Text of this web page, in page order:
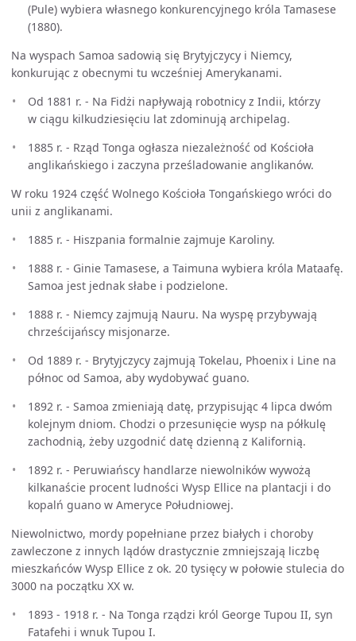
(Pule) wybiera własnego konkurencyjnego króla Tamasese
(1880).
Na wyspach Samoa sadowią się Brytyjczycy i Niemcy,
konkurując z obecnymi tu wcześniej Amerykanami.
Od 1881 r. - Na Fidżi napływają robotnicy z Indii, którzy
w ciągu kilkudziesięciu lat zdominują archipelag.
1885 r. - Rząd Tonga ogłasza niezależność od Kościoła
anglikańskiego i zaczyna prześladowanie anglikanów.
W roku 1924 część Wolnego Kościoła Tongańskiego wróci do
unii z anglikanami.
1885 r. - Hiszpania formalnie zajmuje Karoliny.
1888 r. - Ginie Tamasese, a Taimuna wybiera króla Mataafę.
Samoa jest jednak słabe i podzielone.
1888 r. - Niemcy zajmują Nauru. Na wyspę przybywają
chrześcijańscy misjonarze.
Od 1889 r. - Brytyjczycy zajmują Tokelau, Phoenix i Line na
północ od Samoa, aby wydobywać guano.
1892 r. - Samoa zmieniają datę, przypisując 4 lipca dwóm
kolejnym dniom. Chodzi o przesunięcie wysp na półkulę
zachodnią, żeby uzgodnić datę dzienną z Kalifornią.
1892 r. - Peruwiańscy handlarze niewolników wywożą
kilkanaście procent ludności Wysp Ellice na plantacji i do
kopalń guano w Ameryce Południowej.
Niewolnictwo, mordy popełniane przez białych i choroby
zawleczone z innych lądów drastycznie zmniejszają liczbę
mieszkańców Wysp Ellice z ok. 20 tysięcy w połowie stulecia do
3000 na początku XX w.
1893 - 1918 r. - Na Tonga rządzi król George Tupou II, syn
Fatafehi i wnuk Tupou I.